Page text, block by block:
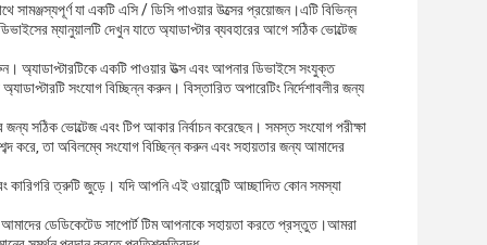
সামঞ্জস্যপূর্ণ যা একটি এসি / ডিসি পাওয়ার উত্সের প্রয়োজন।এটি বিভিন্ন
ম্যানুয়ালটি দেখুন যাতে অ্যাডাপ্টার ব্যবহারের আগে সঠিক ভোল্টেজ
অ্যাডাপ্টারটিকে একটি পাওয়ার উত্স এবং আপনার ডিভাইসে সংযুক্ত
সংযোগ বিচ্ছিন্ন করুন। বিস্তারিত অপারেটিং নির্দেশাবলীর জন্য
সঠিক ভোল্টেজ এবং টিপ আকার নির্বাচন করেছেন। সমস্ত সংযোগ পরীক্ষা
করে, তা অবিলম্বে সংযোগ বিচ্ছিন্ন করুন এবং সহায়তার জন্য আমাদের
কারিগরি ত্রুটি জুড়ে। যদি আপনি এই ওয়ারেন্টি আচ্ছাদিত কোন সমস্যা
আমাদের ডেডিকেটেড সাপোর্ট টিম আপনাকে সহায়তা করতে প্রস্তুত।আমরা